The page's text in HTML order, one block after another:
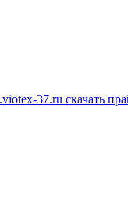
37.ru скачать